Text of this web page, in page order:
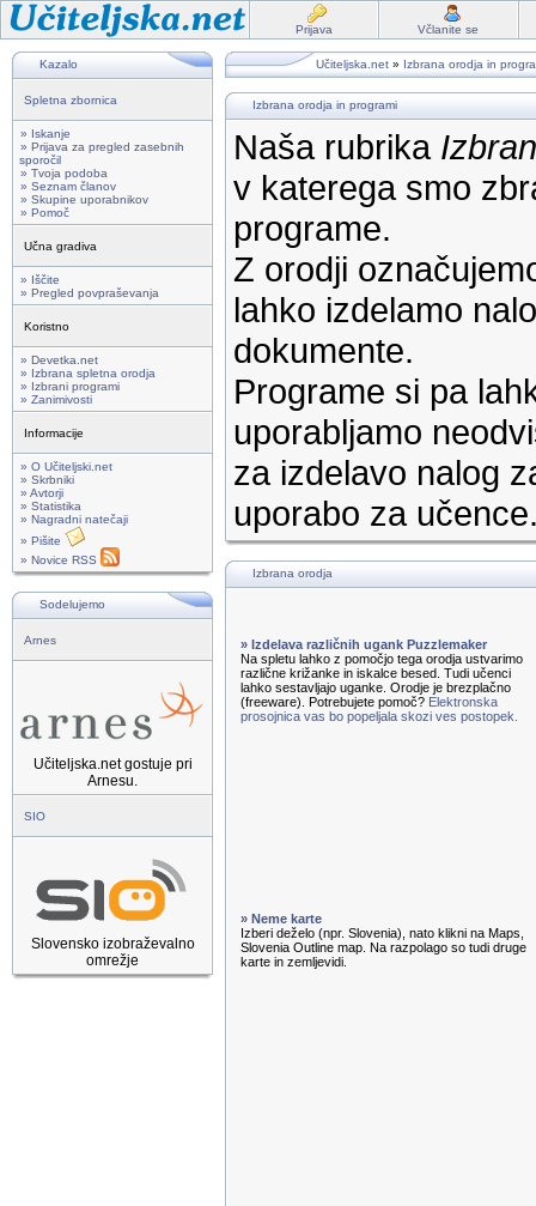
Prijava Včlanite se
Kazalo
Spletna zbornica
» Iskanje
» Prijava za pregled zasebnih
sporočil
» Tvoja podoba
» Seznam članov
» Skupine uporabnikov
» Pomoč
Učna gradiva
» Iščite
» Pregled povpraševanja
Koristno
» Devetka.net
» Izbrana spletna orodja
» Izbrani programi
» Zanimivosti
Informacije
» O Učiteljski.net
» Skrbniki
» Avtorji
» Statistika
» Nagradni natečaji
» Pišite
» Novice RSS
Sodelujemo
Arnes
Učiteljska.net gostuje pri
Arnesu.
SIO
Slovensko izobraževalno
omrežje
Učiteljska.net » Izbrana orodja in
Izbrana orodja in programi
Naša rubrika
v katerega smo
programe.
Z orodji
lahko izdelamo
dokumente.
Programe si pa
uporabljamo
za izdelavo nalog
uporabo za
Izbrana orodja
» Izdelava različnih ugank Puzzlemaker
Na spletu lahko z pomočjo tega orodja ustvarimo
različne križanke in iskalce besed. Tudi učenci
lahko sestavljajo uganke. Orodje je brezplačno
(freeware). Potrebujete pomoč? Elektronska
prosojnica vas bo popeljala skozi ves postopek.
» Neme karte
Izberi deželo (npr. Slovenia), nato klikni na Maps,
Slovenia Outline map. Na razpolago so tudi druge
karte in zemljevidi.